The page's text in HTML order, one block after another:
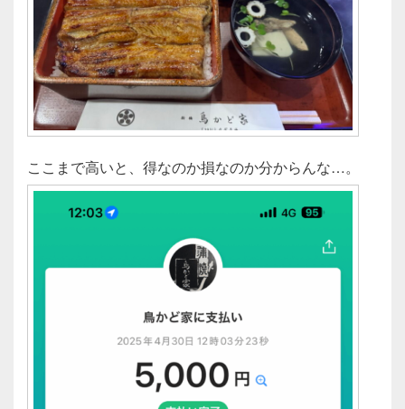
ここまで高いと、得なのか損なのか分からんな…。